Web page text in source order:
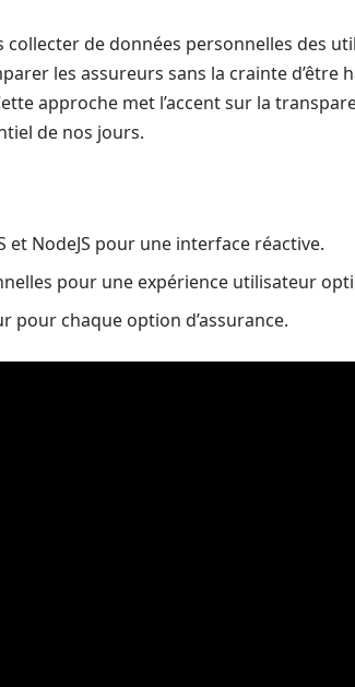
de données personnelles des
les assureurs sans la crainte d’être
approche met l’accent sur la
de nos jours.
et NodeJS pour une interface réactive.
pour une expérience utilisateur
chaque option d’assurance.